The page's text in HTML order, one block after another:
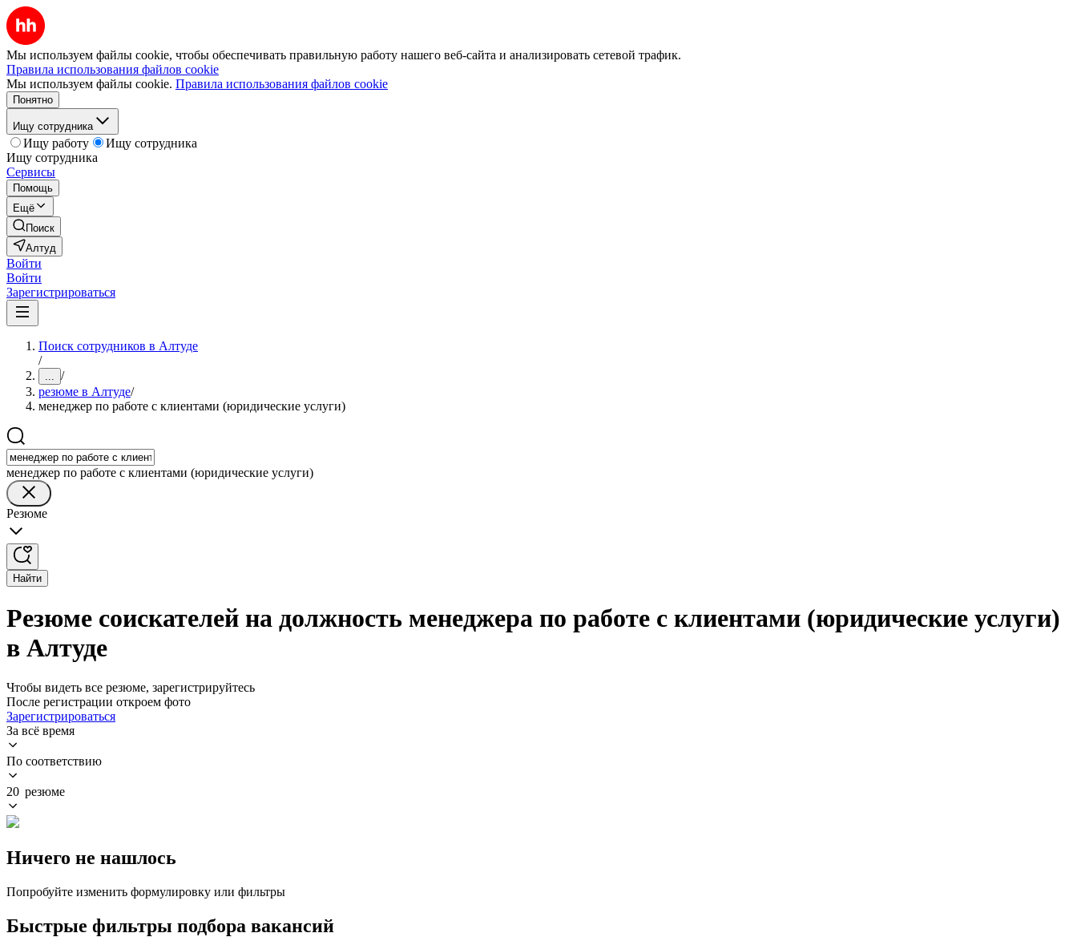
Мы используем файлы cookie, чтобы обеспечивать правильную работу нашего веб-сайта и анализировать сетевой трафик.
Правила использования файлов cookie
Мы используем файлы cookie. Правила использования файлов cookie
Понятно
Ищу сотрудника
Ищу работу
Ищу сотрудника
Ищу сотрудника
Сервисы
Помощь
Ещё
Поиск
Алтуд
Войти
Войти
Зарегистрироваться
Поиск сотрудников в Алтуде
/
... /
резюме в Алтуде/
менеджер по работе с клиентами (юридические услуги)
менеджер по работе с клиентами (юридические услуги)
Резюме
Найти
Резюме соискателей на должность менеджера по работе с клиентами (юридические услуги)
в Алтуде
Чтобы видеть все резюме, зарегистрируйтесь
После регистрации откроем фото
Зарегистрироваться
За всё время
По соответствию
20 резюме
Ничего не нашлось
Попробуйте изменить формулировку или фильтры
Быстрые фильтры подбора вакансий